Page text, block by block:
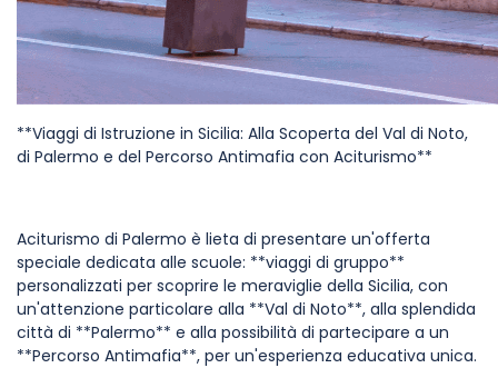
**Viaggi di Istruzione in Sicilia: Alla Scoperta del Val di Noto,
di Palermo e del Percorso Antimafia con Aciturismo**
Aciturismo di Palermo è lieta di presentare un'offerta
speciale dedicata alle scuole: **viaggi di gruppo**
personalizzati per scoprire le meraviglie della Sicilia, con
un'attenzione particolare alla **Val di Noto**, alla splendida
città di **Palermo** e alla possibilità di partecipare a un
**Percorso Antimafia**, per un'esperienza educativa unica.